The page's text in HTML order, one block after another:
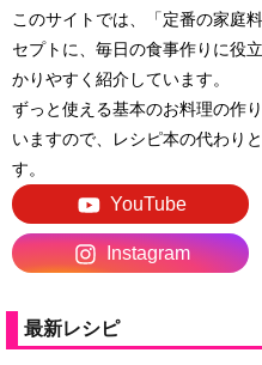
このサイトでは、「定番の家庭
セプトに、毎日の食事作りに役
かりやすく紹介しています。
ずっと使える基本のお料理の作
いますので、レシピ本の代わり
す。
YouTube
Instagram
最新レシピ